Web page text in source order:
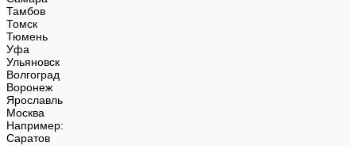
Тамбов
Томск
Тюмень
Уфа
Ульяновск
Волгоград
Воронеж
Ярославль
Москва
Например:
Саратов